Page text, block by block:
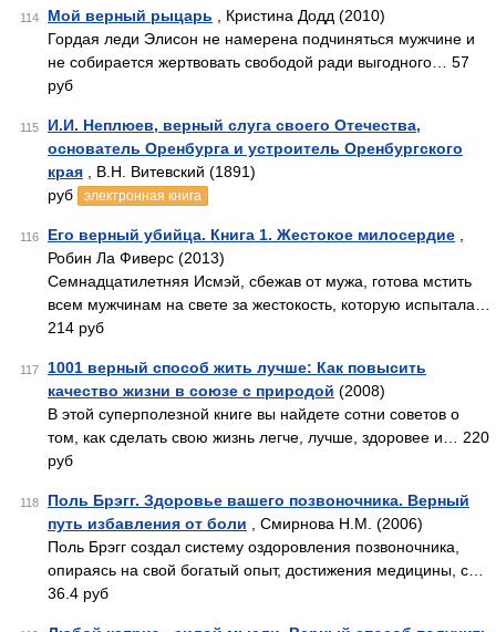
114 Мой верный рыцарь , Кристина Додд (2010)
Гордая леди Элисон не намерена подчиняться мужчине и
не собирается жертвовать свободой ради выгодного… 57
руб
115
И.И. Неплюев, верный слуга своего Отечества,
основатель Оренбурга и устроитель Оренбургского
края , В.Н. Витевский (1891)
руб
электронная книга
116 Его верный убийца. Книга 1. Жестокое милосердие
Робин Ла Фиверс (2013)
Семнадцатилетняя Исмэй, сбежав от мужа, готова мстить
всем мужчинам на свете за жестокость, которую испытала…
214 руб
117
1001 верный способ жить лучше: Как повысить
качество жизни в союзе с природой (2008)
В этой суперполезной книге вы найдете сотни советов о
том, как сделать свою жизнь легче, лучше, здоровее и… 220
руб
118
Поль Брэгг. Здоровье вашего позвоночника. Верный
путь избавления от боли , Смирнова Н.М. (2006)
Поль Брэгг создал систему оздоровления позвоночника,
опираясь на свой богатый опыт, достижения медицины, с…
36.4 руб